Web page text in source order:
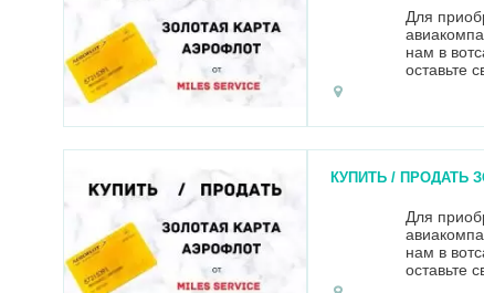
Для
нам в
оставьте
КУПИТЬ / ПРОДАТЬ
Для
нам в
оставьте